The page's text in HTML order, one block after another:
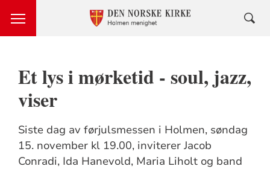
Et lys i mørketid - soul, jazz,
viser
Siste dag av førjulsmessen i Holmen, søndag
15. november kl 19.00, inviterer Jacob
Conradi, Ida Hanevold, Maria Liholt og band